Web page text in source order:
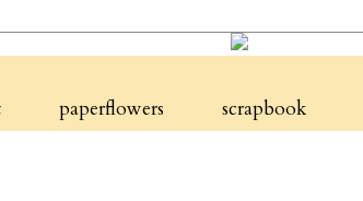
paperflowers scrapbook